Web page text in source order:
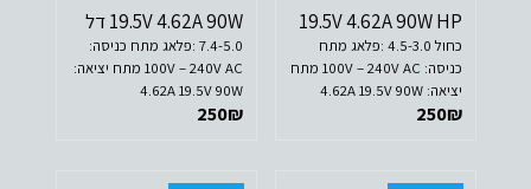
19.5V 4.62A 90W HP
כחול 4.5-3.0 :פלאג מתח
כניסה: 100V – 240V AC מתח
יציאה: 4.62A 19.5V 90W
250₪
19.5V 4.62A 90W דל
7.4-5.0 :פלאג מתח כניסה:
100V – 240V AC מתח יציאה:
4.62A 19.5V 90W
250₪